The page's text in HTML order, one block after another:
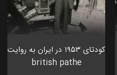
کودتای ۱۹۵۳ در ایران به روایت
british pathe